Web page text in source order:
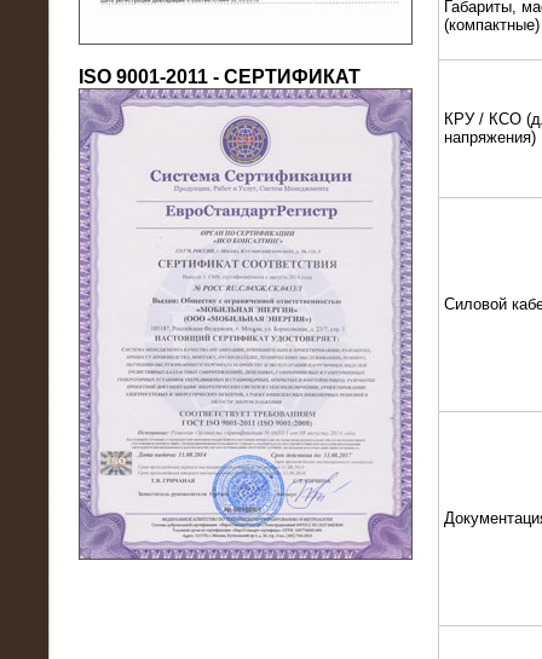
18.03.2016
Нагрузочный комплекс 80 МВт (10
кВ) + КРУ
ISO 9001-2011 - СЕРТИФИКАТ
Габариты,
(компактные)
КРУ / КСО
напряжения)
Силовой